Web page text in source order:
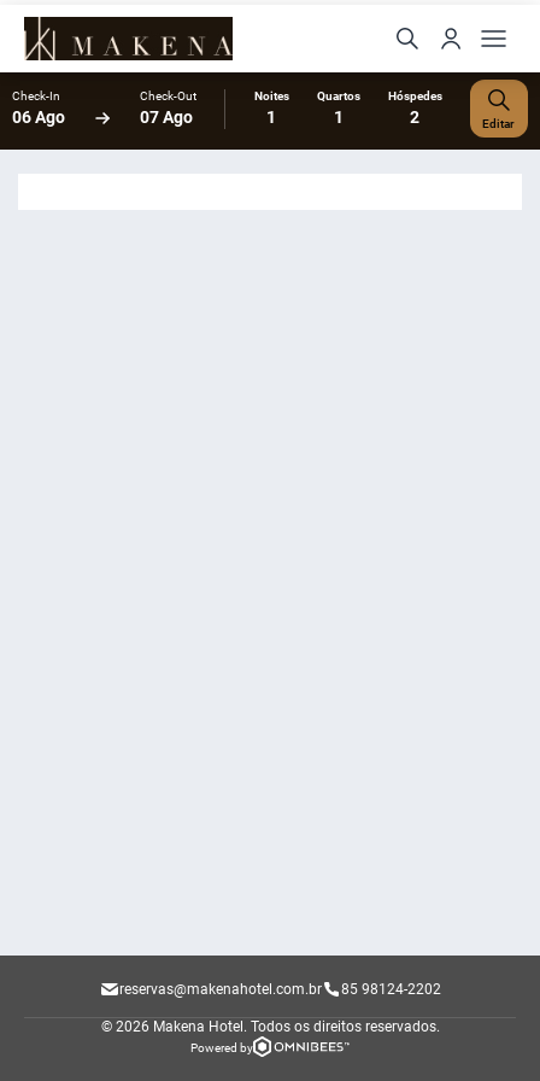
Check-In
06 Ago
Check-Out
07 Ago
Noites
1
Quartos
1
Hóspedes
2 Editar
reservas@makenahotel.com.br 85 98124-2202
© 2026 Makena Hotel. Todos os direitos reservados.
Powered by